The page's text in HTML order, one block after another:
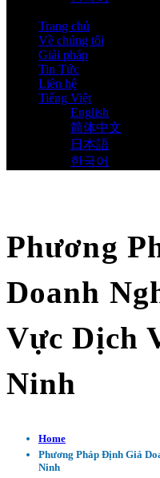
Trang chủ
Về chúng tôi
Giải pháp
Tin Tức
Liên hệ
Tiếng Việt
English
简体中文
日本語
한국어
Phương
Doanh
Vực Dịch
Ninh
Home
Phương Pháp Định Giá
Ninh